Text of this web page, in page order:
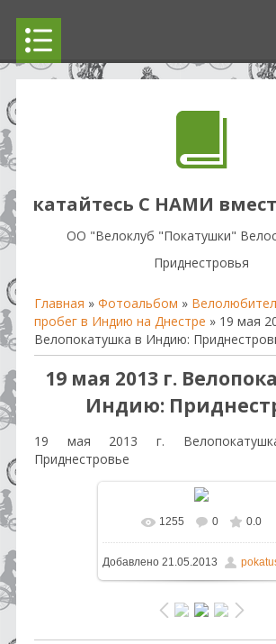
катайтесь С НАМИ
OO "Велоклуб "Покатушки"
Приднестровья
Главная » Фотоальбом »
пробег в Индию на Днестре » 19 мая
Велопокатушка в Индию:
19 мая 2013 г.
Индию:
19 мая 2013 г.
Приднестровье
В реальном размере
/ 328.5Kb
1255 0 0.0
Добавлено 21.05.2013